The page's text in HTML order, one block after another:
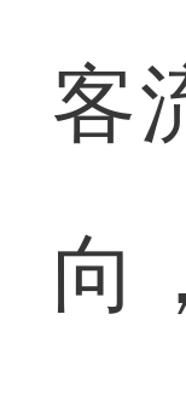
客
向